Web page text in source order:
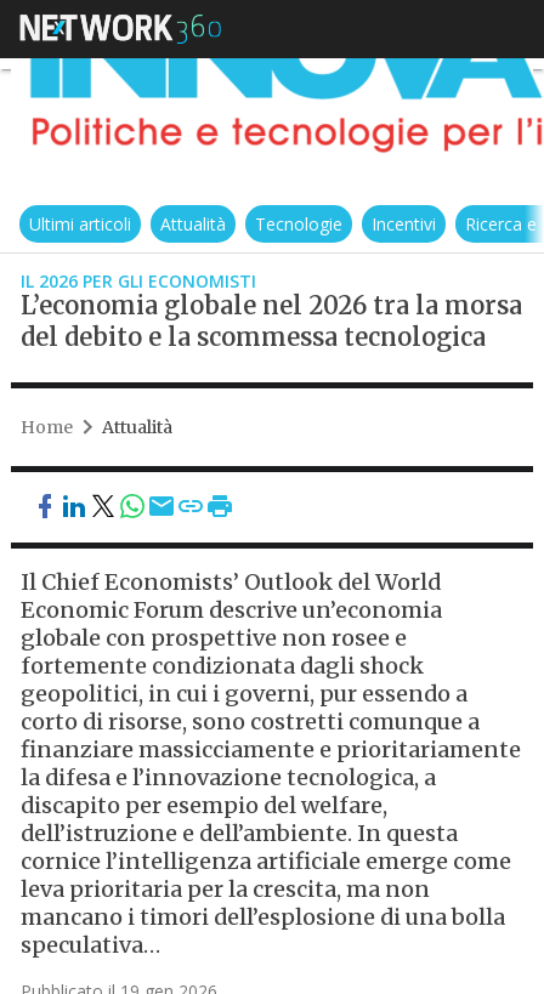
Ultimi articoli Attualità Tecnologie Incentivi Ricerca
IL 2026 PER GLI ECONOMISTI
L’economia globale nel 2026 tra la morsa
del debito e la scommessa tecnologica
Home Attualità
Il Chief Economists’ Outlook del World
Economic Forum descrive un’economia
globale con prospettive non rosee e
fortemente condizionata dagli shock
geopolitici, in cui i governi, pur essendo a
corto di risorse, sono costretti comunque a
finanziare massicciamente e prioritariamente
la difesa e l’innovazione tecnologica, a
discapito per esempio del welfare,
dell’istruzione e dell’ambiente. In questa
cornice l’intelligenza artificiale emerge come
leva prioritaria per la crescita, ma non
mancano i timori dell’esplosione di una bolla
speculativa…